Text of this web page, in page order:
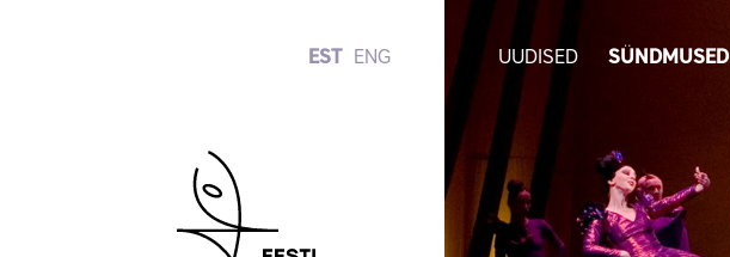
EST ENG UUDISED SÜNDMUSED